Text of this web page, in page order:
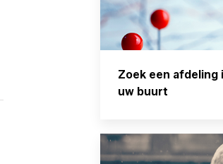
Zoek een afdeling
uw buurt